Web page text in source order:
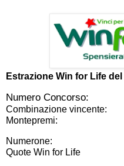
Estrazione Win for Life del
Numero Concorso:
Combinazione vincente:
Montepremi:
Numerone:
Quote Win for Life